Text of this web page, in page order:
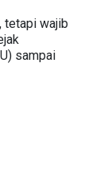
tetapi wajib
sampai